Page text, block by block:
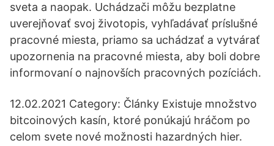
sveta a naopak. Uchádzači môžu bezplatne
uverejňovať svoj životopis, vyhľadávať príslušné
pracovné miesta, priamo sa uchádzať a vytvárať
upozornenia na pracovné miesta, aby boli dobre
informovaní o najnovších pracovných pozíciách.
12.02.2021 Category: Články Existuje množstvo
bitcoinových kasín, ktoré ponúkajú hráčom po
celom svete nové možnosti hazardných hier.